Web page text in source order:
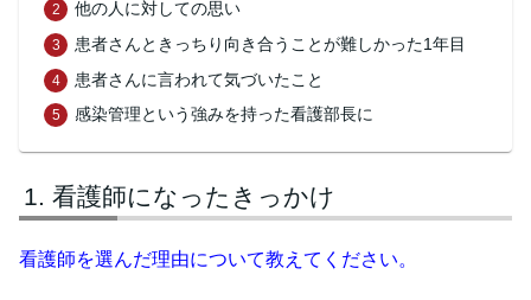
他の人に対しての思い
患者さんときっちり向き合うことが難しかった1年目
患者さんに言われて気づいたこと
感染管理という強みを持った看護部長に
看護師になったきっかけ
看護師を選んだ理由について教えてください。